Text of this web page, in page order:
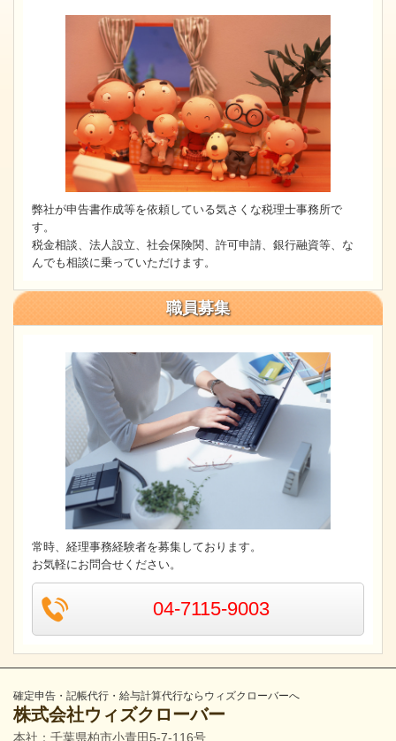
弊社が申告書作成等を依頼している気さくな税理士事務所で
す。
税金相談、法人設立、社会保険関、許可申請、銀行融資等、な
んでも相談に乗っていただけます。
職員募集
常時、経理事務経験者を募集しております。
お気軽にお問合せください。
04-7115-9003
確定申告・記帳代行・給与計算代行ならウィズクローバーへ
株式会社ウィズクローバー
本社：千葉県柏市小青田5-7-116号